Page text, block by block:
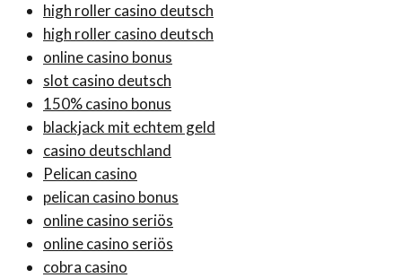
high roller casino deutsch
high roller casino deutsch
online casino bonus
slot casino deutsch
150% casino bonus
blackjack mit echtem geld
casino deutschland
Pelican casino
pelican casino bonus
online casino seriös
online casino seriös
cobra casino